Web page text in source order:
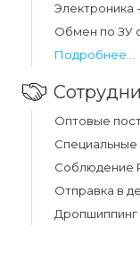
Электроника
Обмен по ЗУ
Подробнее...
Оптовые
Специальные
Соблюдение
Отправка в
Дропшиппинг